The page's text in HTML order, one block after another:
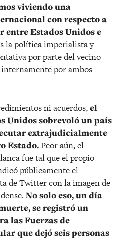
viviendo una
con respecto a
entre Estados Unidos e
la política imperialista y
por parte del vecino
por ambos
ni acuerdos,el
Unidos sobrevoló un país
extrajudicialmente
Estado.Peor aún, el
fue tal que el propio
públicamente el
de Twitter con la imagen de
No solo eso, un día
se registró un
las Fuerzas de
que dejó seis personas